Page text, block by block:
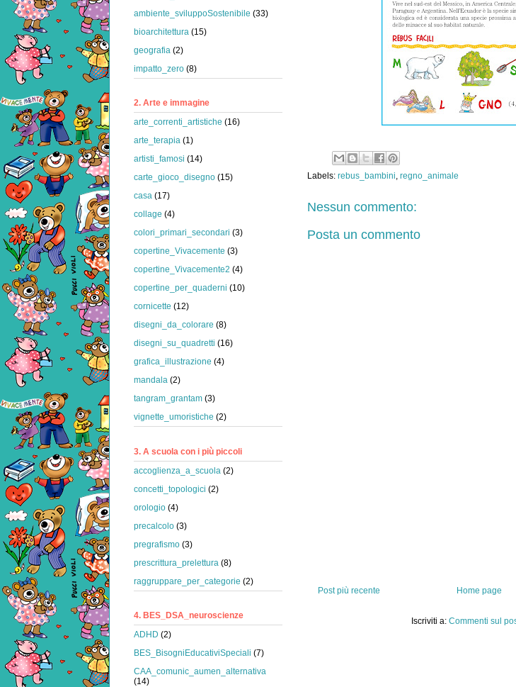
Labels: rebus_bambini, regno_animale
Nessun commento:
Posta un commento
Post più recente Home page
Iscriviti a: Commenti sul
ambiente_sviluppoSostenibile (33)
bioarchitettura (15)
geografia (2)
impatto_zero (8)
2. Arte e immagine
arte_correnti_artistiche (16)
arte_terapia (1)
artisti_famosi (14)
carte_gioco_disegno (15)
casa (17)
collage (4)
colori_primari_secondari (3)
copertine_Vivacemente (3)
copertine_Vivacemente2 (4)
copertine_per_quaderni (10)
cornicette (12)
disegni_da_colorare (8)
disegni_su_quadretti (16)
grafica_illustrazione (4)
mandala (2)
tangram_grantam (3)
vignette_umoristiche (2)
3. A scuola con i più piccoli
accoglienza_a_scuola (2)
concetti_topologici (2)
orologio (4)
precalcolo (3)
pregrafismo (3)
prescrittura_prelettura (8)
raggruppare_per_categorie (2)
4. BES_DSA_neuroscienze
ADHD (2)
BES_BisogniEducativiSpeciali (7)
CAA_comunic_aumen_alternativa
(14)